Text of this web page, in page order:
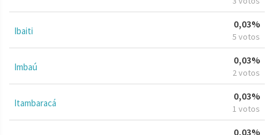
Ibaiti
0,03%
5 votos
Imbaú
0,03%
2 votos
Itambaracá
0,03%
1 votos
0,03%